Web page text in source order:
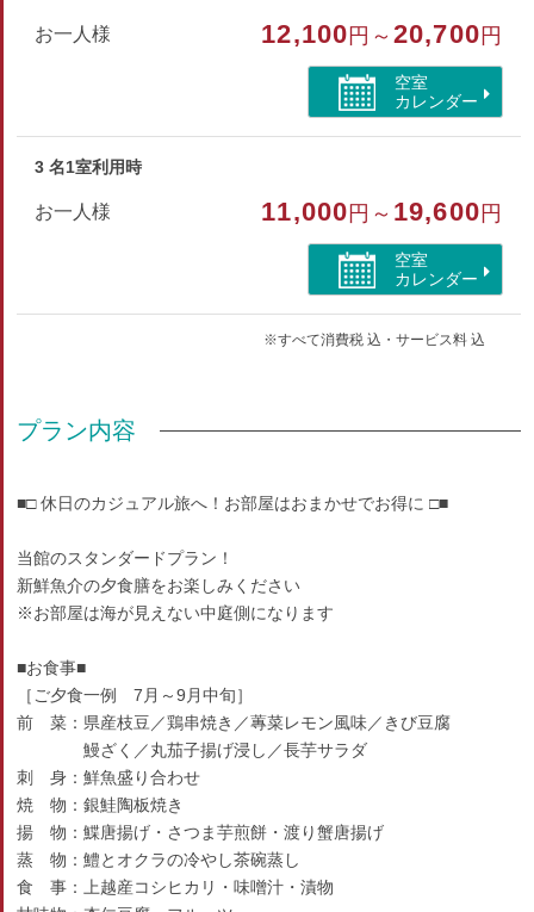
バス/トイレ/禁煙/インターネットができる部屋/シャワ
お一人様 12,100 円～20,700 円
空室
カレンダー
3 名1室利用時
お一人様 11,000 円～ 19,600 円
空室
カレンダー
※すべて消費税 込・サービス料 込
プラン内容
■□ 休日のカジュアル旅へ！お部屋はおまかせでお得に □■
当館のスタンダードプラン！
新鮮魚介の夕食膳をお楽しみください
※お部屋は海が見えない中庭側になります
■お食事■
［ご夕食一例 7月～9月中旬］
前 菜：県産枝豆／鶏串焼き／蓴菜レモン風味／きび豆腐
鰻ざく／丸茄子揚げ浸し／長芋サラダ
刺 身：鮮魚盛り合わせ
焼 物：銀鮭陶板焼き
揚 物：鰈唐揚げ・さつま芋煎餅・渡り蟹唐揚げ
蒸 物：鱧とオクラの冷やし茶碗蒸し
食 事：上越産コシヒカリ・味噌汁・漬物